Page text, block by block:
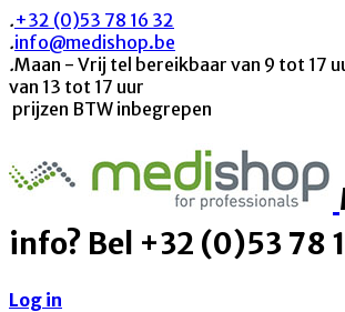
.+32 (0)53 78 16 32
.info@medishop.be
.Maan - Vrij tel bereikbaar van 9 tot 17
van 13 tot 17 uur
prijzen BTW inbegrepen
info? Bel +32 (0)53 78
Log in